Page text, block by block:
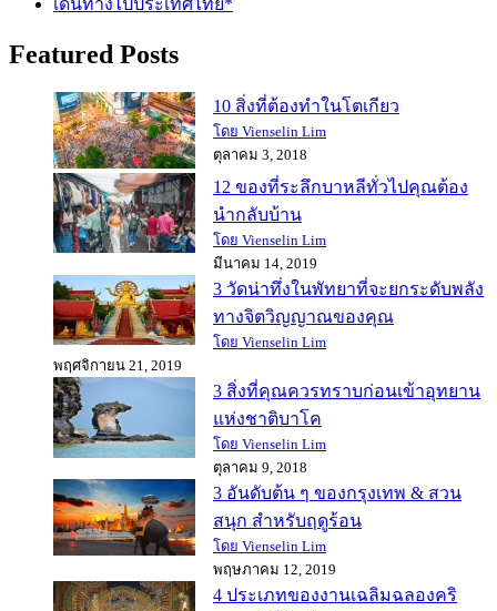
เดินทางไปประเทศไทย*
Featured Posts
10 สิ่งที่ต้องทำในโตเกียว
โดย Vienselin Lim
ตุลาคม 3, 2018
12 ของที่ระลึกบาหลีทั่วไปคุณต้อง
นำกลับบ้าน
โดย Vienselin Lim
มีนาคม 14, 2019
3 วัดน่าทึ่งในพัทยาที่จะยกระดับพลัง
ทางจิตวิญญาณของคุณ
โดย Vienselin Lim
พฤศจิกายน 21, 2019
3 สิ่งที่คุณควรทราบก่อนเข้าอุทยาน
แห่งชาติบาโค
โดย Vienselin Lim
ตุลาคม 9, 2018
3 อันดับต้น ๆ ของกรุงเทพ & สวน
สนุก สำหรับฤดูร้อน
โดย Vienselin Lim
พฤษภาคม 12, 2019
4 ประเภทของงานเฉลิมฉลองคริ